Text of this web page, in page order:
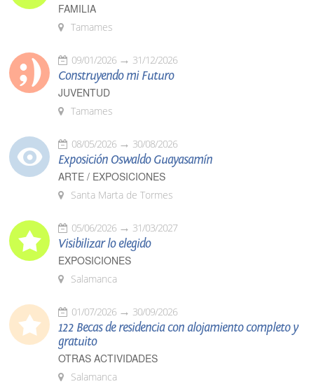
FAMILIA
Tamames
09/01/2026 31/12/2026
Construyendo mi Futuro
JUVENTUD
Tamames
08/05/2026 30/08/2026
Exposición Oswaldo Guayasamín
ARTE / EXPOSICIONES
Santa Marta de Tormes
05/06/2026 31/03/2027
Visibilizar lo elegido
EXPOSICIONES
Salamanca
01/07/2026 30/09/2026
122 Becas de residencia con alojamiento completo y
gratuito
OTRAS ACTIVIDADES
Salamanca